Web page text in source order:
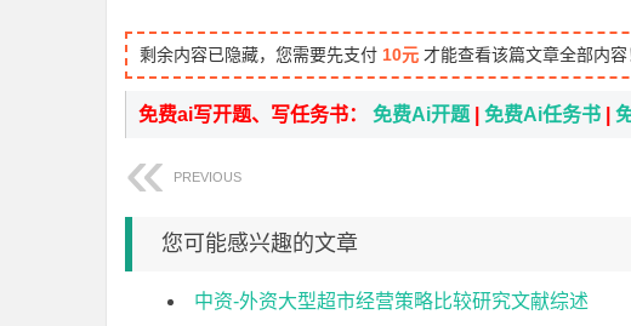
剩余内容已隐藏，您需要先支付 10元 才能查看该篇文章全部内容
免费ai写开题、写任务书： 免费Ai开题 免费Ai任务书
PREVIOUS
您可能感兴趣的文章
中资-外资大型超市经营策略比较研究文献综述